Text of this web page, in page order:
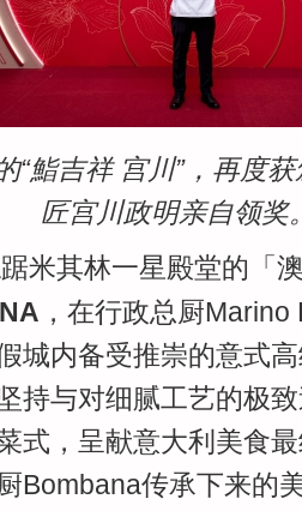
“鮨吉祥 宫川”，再度
匠宫川政明亲自领奖
米其林一星殿堂的「
，在行政总厨
城内备受推崇的意式
持与对细腻工艺的极
式，呈献意大利美食
Bombana传承下来